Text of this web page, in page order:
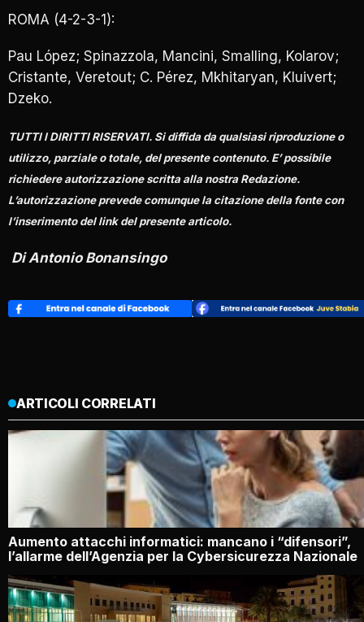
ROMA (4-2-3-1):
Pau López; Spinazzola, Mancini, Smalling, Kolarov;
Cristante, Veretout; C. Pérez, Mkhitaryan, Kluivert;
Dzeko.
TUTTI I DIRITTI RISERVATI. Si diffida da qualsiasi riproduzione o
utilizzo, parziale o totale, del presente contenuto. E’ possibile
richiedere autorizzazione scritta alla nostra Redazione.
L’autorizzazione prevede comunque la citazione della fonte con
l’inserimento del link del presente articolo.
Di Antonio Bonansingo
ARTICOLI CORRELATI
Aumento attacchi informatici: mancano i “difensori”,
l’allarme dell’Agenzia per la Cybersicurezza Nazionale